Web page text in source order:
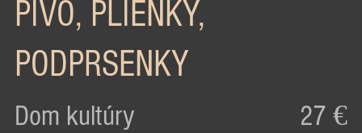
PIVO, PLIENKY,
PODPRSENKY
Dom kultúry 27 €